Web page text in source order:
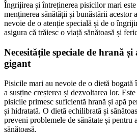
Îngrijirea și întreținerea pisicilor mari
menținerea sănătății și bunăstării acestor
nevoie de o atenție specială și de o
asigura că trăiesc o viață sănătoasă și
Necesitățile speciale de hrană
gigant
Pisicile mari au nevoie de o dietă
a susține creșterea și dezvoltarea lor.
pisicile primesc suficientă hrană și apă
și hidratată. O dietă echilibrată și
preveni problemele de sănătate și pentru
sănătoasă.